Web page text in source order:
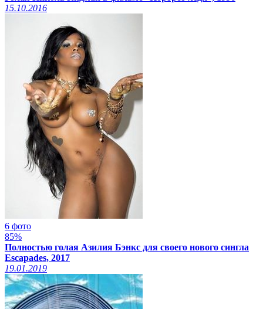
15.10.2016
6 фото
85%
Полностью голая Азилия Бэнкс для своего нового сингла
Escapades, 2017
19.01.2019